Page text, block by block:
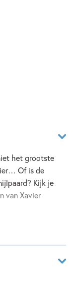
het grootste
Of is de
Kijk je
van Xavier